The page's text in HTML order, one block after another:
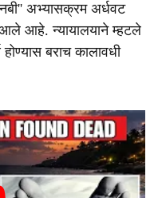
अभ्यासक्रम अर्धवट
आहे. न्यायालयाने म्हटले
बराच कालावधी